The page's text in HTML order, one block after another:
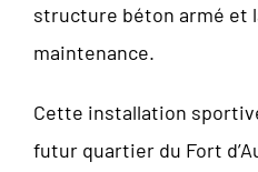
structure béton armé et
maintenance.
Cette installation
futur quartier du Fort